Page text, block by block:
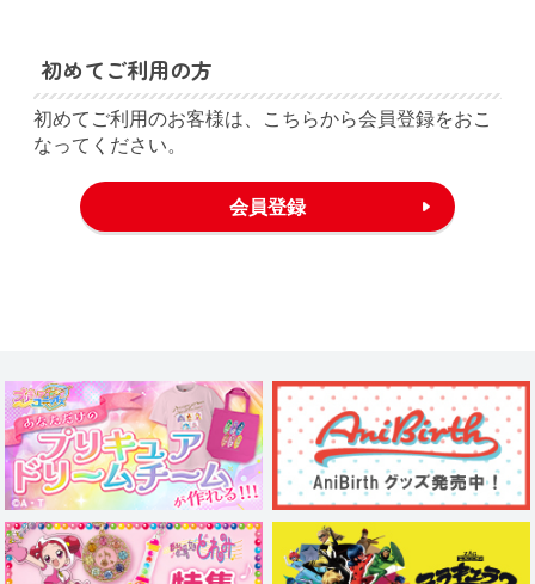
初めてご利用の方
初めてご利用のお客様は、こちらから会員登録をおこ
なってください。